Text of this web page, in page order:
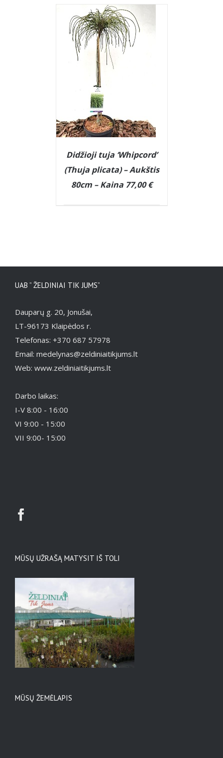
DETAILS
Didžioji tuja ‘Whipcord’
(Thuja plicata) – Aukštis
80cm – Kaina 77,00 €
UAB ” ŽELDINIAI TIK JUMS”
Dauparų g. 20, Jonušai,
LT-96173 Klaipėdos r.
Telefonas: +370 687 57978
Email: medelynas@zeldiniaitikjums.lt
Web: www.zeldiniaitikjums.lt
Darbo laikas:
I-V 8:00 - 16:00
VI 9:00 - 15:00
VII 9:00- 15:00
MŪSŲ UŽRAŠĄ MATYSIT IŠ TOLI
MŪSŲ ŽEMĖLAPIS